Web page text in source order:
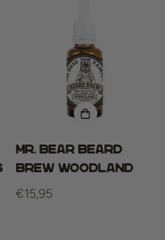
Mr. Bear Beard
Brew Woodland
Normale
€15,95